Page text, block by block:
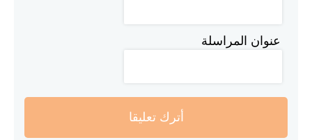
عنوان المراسلة
أترك تعليقا